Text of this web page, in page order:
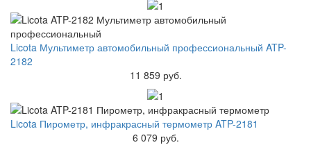
Licota Мультиметр автомобильный профессиональный ATP-
2182
11 859 руб.
Licota Пирометр, инфракрасный термометр ATP-2181
6 079 руб.